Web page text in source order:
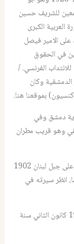
للشريف حسين
الكبرى
عام 1918 والمشترط على الامير فيصل
في الحقوق
الفرنسي. /
وكان
بموقعنا هنا.
دمشق وفي
وهو قريب مطران
5- المطران بولس ابو عضل الدمشقي اول مطران على جبل لبنان 1902
انظر سيرته في
6- جريدة المنار البيروتية العدد 12 السبت في 19 كانون الثاني سنة